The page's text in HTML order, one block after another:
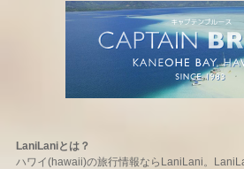
LaniLaniとは？
ハワイ(hawaii)の旅行情報ならLaniLani。